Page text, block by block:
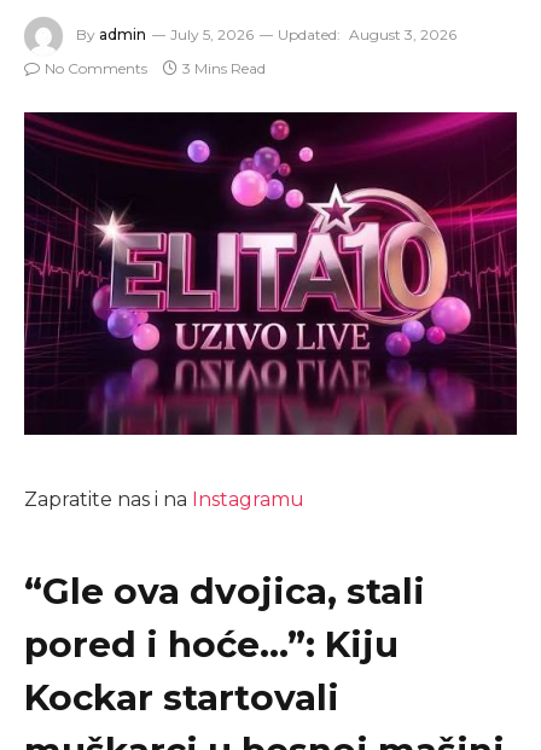
By admin July 5, 2026 Updated: August 3, 2026
No Comments
3 Mins Read
Zapratite nas i na Instagramu
“Gle ova dvojica, stali
pored i hoće…”: Kiju
Kockar startovali